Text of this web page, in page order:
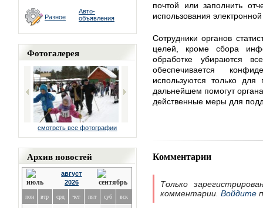
Разное
Авто-
объявления
Фотогалерея
смотреть все фотографии
Архив новостей
август
2026
пон втр срд чет пят суб вск
почтой или заполнить
использования
Сотрудники органов
целей, кроме сбора
обработке убираются
обеспечивается
используются только
дальнейшем помогут
действенные меры для
Комментарии
Только
комментарии. Войдите